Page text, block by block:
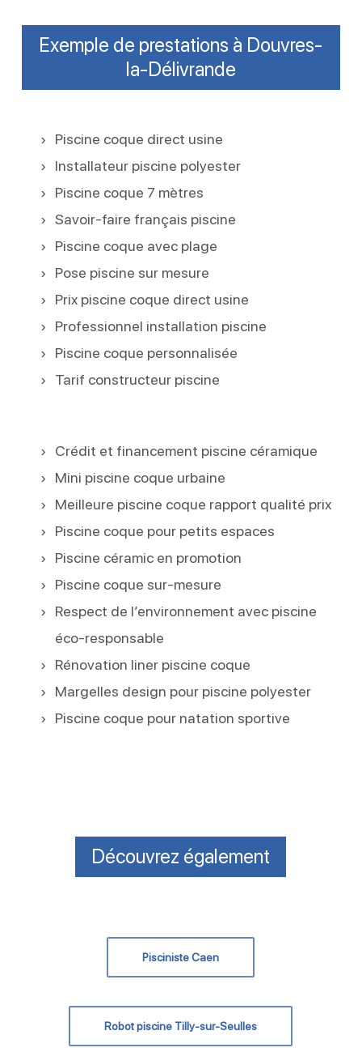
Exemple de prestations à Douvres-
la-Délivrande
Piscine coque direct usine
Installateur piscine polyester
Piscine coque 7 mètres
Savoir-faire français piscine
Piscine coque avec plage
Pose piscine sur mesure
Prix piscine coque direct usine
Professionnel installation piscine
Piscine coque personnalisée
Tarif constructeur piscine
Crédit et financement piscine céramique
Mini piscine coque urbaine
Meilleure piscine coque rapport qualité prix
Piscine coque pour petits espaces
Piscine céramic en promotion
Piscine coque sur-mesure
Respect de l’environnement avec piscine
éco-responsable
Rénovation liner piscine coque
Margelles design pour piscine polyester
Piscine coque pour natation sportive
Découvrez également
Pisciniste Caen
Robot piscine Tilly-sur-Seulles